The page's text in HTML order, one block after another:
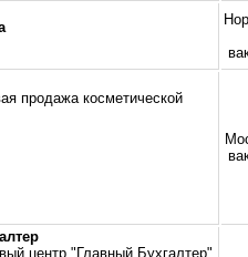
продажа косметической
центр "Главный Бухгалтер"